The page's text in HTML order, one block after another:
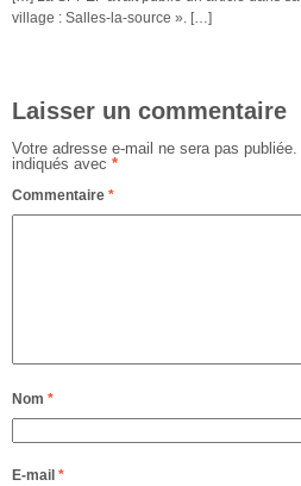
village : Salles-la-source ». […]
Laisser un commentaire
Votre adresse e-mail ne sera pas publiée.
indiqués avec *
Commentaire *
Nom *
E-mail *